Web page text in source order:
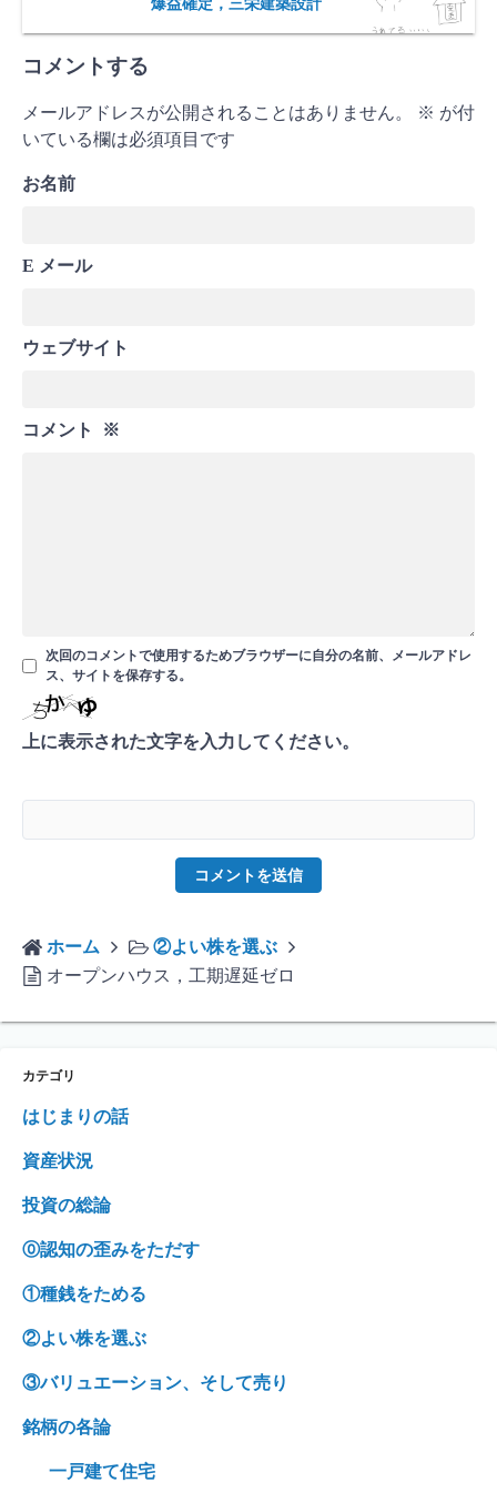
爆益確定，三栄建築設計
コメントする
メールアドレスが公開されることはありません。 ※ が付
いている欄は必須項目です
お名前
E メール
ウェブサイト
コメント ※
次回のコメントで使用するためブラウザーに自分の名前、メールアドレ
ス、サイトを保存する。
上に表示された文字を入力してください。
ホーム
②よい株を選ぶ
オープンハウス，工期遅延ゼロ
カテゴリ
はじまりの話
資産状況
投資の総論
⓪認知の歪みをただす
①種銭をためる
②よい株を選ぶ
③バリュエーション、そして売り
銘柄の各論
一戸建て住宅